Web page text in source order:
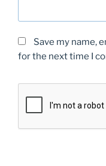
Save my name,
for the next time I